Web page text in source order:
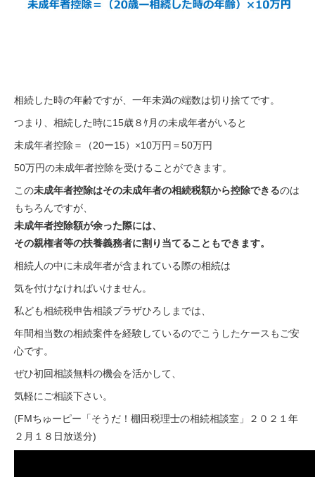
相続した時の年齢ですが、一年未満の端数は切り捨てです。
つまり、相続した時に15歳８ｹ月の未成年者がいると
未成年者控除＝（20ー15）×10万円＝50万円
50万円の未成年者控除を受けることができます。
この未成年者控除はその未成年者の相続税額から控除できるのは
もちろんですが、
未成年者控除額が余った際には、
その親権者等の扶養義務者に割り当てることもできます。
相続人の中に未成年者が含まれている際の相続は
気を付けなければいけません。
私ども相続税申告相談プラザひろしまでは、
年間相当数の相続案件を経験しているのでこうしたケースもご安
心です。
ぜひ初回相談無料の機会を活かして、
気軽にご相談下さい。
(FMちゅーピー 「そうだ！棚田税理士の相続相談室」２０２１年
２月１８日放送分)